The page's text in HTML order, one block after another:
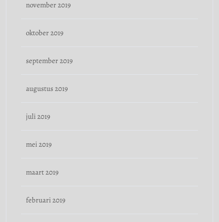
november 2019
oktober 2019
september 2019
augustus 2019
juli 2019
mei 2019
maart 2019
februari 2019